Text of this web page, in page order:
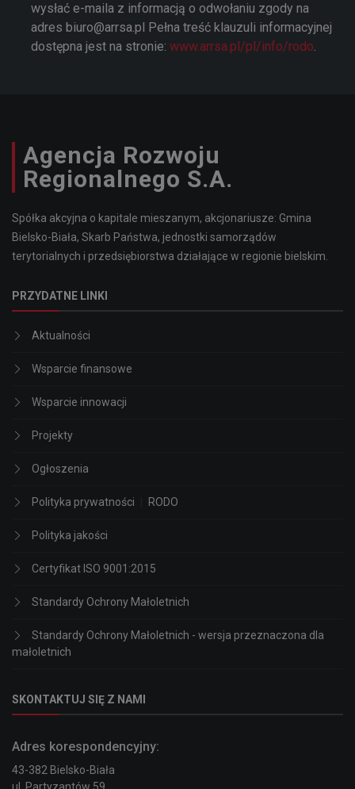
wysłać e-maila z informacją o odwołaniu zgody na
adres biuro@arrsa.pl Pełna treść klauzuli informacyjnej
dostępna jest na stronie: www.arrsa.pl/pl/info/rodo.
Agencja Rozwoju
Regionalnego S.A.
Spółka akcyjna o kapitale mieszanym, akcjonariusze: Gmina
Bielsko-Biała, Skarb Państwa, jednostki samorządów
terytorialnych i przedsiębiorstwa działające w regionie bielskim.
PRZYDATNE LINKI
Aktualności
Wsparcie finansowe
Wsparcie innowacji
Projekty
Ogłoszenia
Polityka prywatności RODO
Polityka jakości
Certyfikat ISO 9001:2015
Standardy Ochrony Małoletnich
Standardy Ochrony Małoletnich - wersja przeznaczona dla
małoletnich
SKONTAKTUJ SIĘ Z NAMI
Adres korespondencyjny:
43-382 Bielsko-Biała